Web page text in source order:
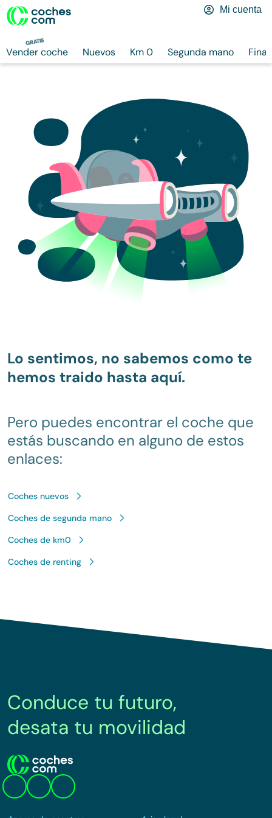
GRATIS
Vender coche Nuevos Km 0 Segunda mano
Mi cuenta
Lo sentimos, no sabemos como te
hemos traido hasta aquí.
Pero puedes encontrar el coche que
estás buscando en alguno de estos
enlaces:
Coches nuevos
Coches de segunda mano
Coches de km0
Coches de renting
Conduce tu futuro,
desata tu movilidad